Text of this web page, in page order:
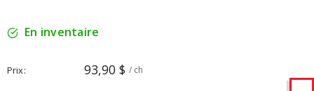
En inventaire
Prix 93,90 $ / ch